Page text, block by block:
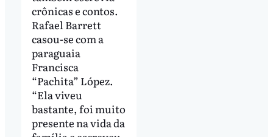
crônicas e contos.
Rafael Barrett
casou-se com a
paraguaia
Francisca
“Pachita” López.
“Ela viveu
bastante, foi muito
presente na vida da